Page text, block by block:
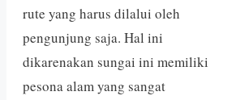
rute yang harus dilalui oleh
pengunjung saja. Hal ini
dikarenakan sungai ini memiliki
pesona alam yang sangat